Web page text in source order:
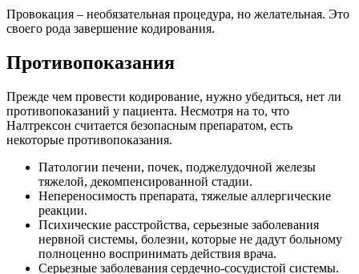
Провокация – необязательная процедура, но желательная. Это
своего рода завершение кодирования.
Противопоказания
Прежде чем провести кодирование, нужно убедиться, нет ли
противопоказаний у пациента. Несмотря на то, что
Налтрексон считается безопасным препаратом, есть
некоторые противопоказания.
Патологии печени, почек, поджелудочной железы
тяжелой, декомпенсированной стадии.
Непереносимость препарата, тяжелые аллергические
реакции.
Психические расстройства, серьезные заболевания
нервной системы, болезни, которые не дадут больному
полноценно воспринимать действия врача.
Серьезные заболевания сердечно-сосудистой системы.